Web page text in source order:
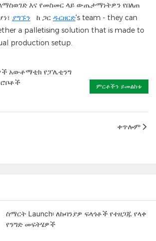
እና የመስመር ላይ ውጤታማነትዎን የበለጠ
ያግኙን ከ ጋር ዱርዘርድ's team - they can
a palletising solution that is made to
production setup.
አውቶማቲክ የፓሌቲንግ
ምርቶችን ይመልከቱ
ቀጥሎም
ስማርት Launch፡ ለኩባንያዎ ፍላጎቶች የተዘጋጁ የላቀ
የንግድ መፍትሄዎች